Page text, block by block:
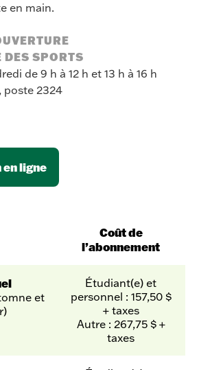
en main.
DES SPORTS
de 9 h à 12 h et 13 h à 16 h
poste 2324
ligne
Coût de
l’abonnement
et
Étudiant(e) et
personnel : 157,50 $
+ taxes
Autre : 267,75 $ +
taxes